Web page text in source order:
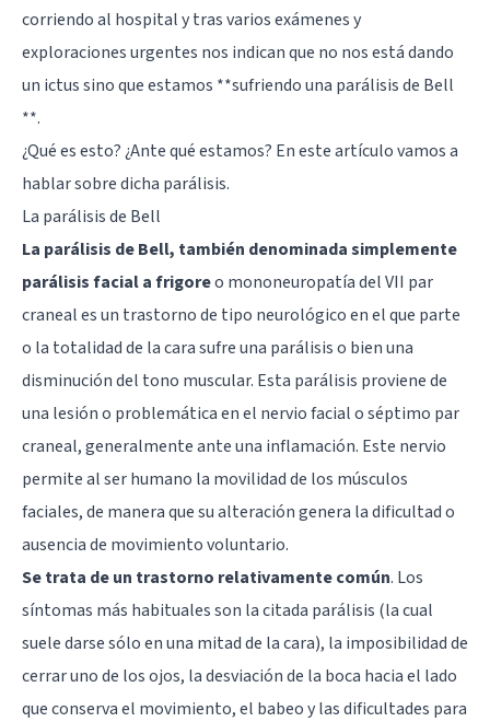
corriendo al hospital y tras varios exámenes y
exploraciones urgentes nos indican que no nos está dando
un ictus sino que estamos **sufriendo una parálisis de Bell
**.
¿Qué es esto? ¿Ante qué estamos? En este artículo vamos a
hablar sobre dicha parálisis.
La parálisis de Bell
La parálisis de Bell, también denominada simplemente
parálisis facial a frigoreo mononeuropatía del VII par
craneales un trastorno de tipo neurológico en el que parte
o la totalidad de la cara sufre una parálisis o bien una
disminución del tono muscular. Esta parálisis proviene de
una lesión o problemática en el nervio facial o séptimo par
craneal, generalmente ante una inflamación. Este nervio
permite al ser humano la movilidad de los músculos
faciales, de manera que su alteración genera la dificultad o
ausencia de movimiento voluntario.
Se trata de un trastorno relativamente común. Los
síntomas más habituales son la citada parálisis (la cual
suele darse sólo en una mitad de la cara), la imposibilidad de
cerrar uno de los ojos, la desviación de la boca hacia el lado
que conserva el movimiento, el babeo y las dificultades para